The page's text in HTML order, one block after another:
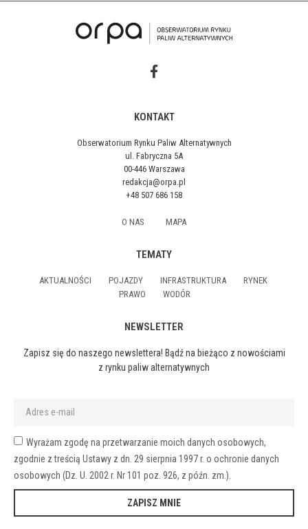
KONTAKT
Obserwatorium Rynku Paliw Alternatywnych
ul. Fabryczna 5A
00-446 Warszawa
redakcja@orpa.pl
+48 507 686 158
O NAS MAPA
TEMATY
AKTUALNOŚCI POJAZDY INFRASTRUKTURA
RYNEK
PRAWO
WODÓR
NEWSLETTER
Zapisz się do naszego newslettera! Bądź na bieżąco z nowościami
z rynku paliw alternatywnych
Wyrażam zgodę na przetwarzanie moich danych osobowych,
zgodnie z treścią Ustawy z dn. 29 sierpnia 1997 r. o ochronie danych
osobowych (Dz. U. 2002 r. Nr 101 poz. 926, z późn. zm.).
ZAPISZ MNIE